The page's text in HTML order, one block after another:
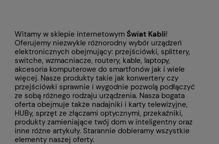
Witamy w sklepie internetowym Świat Kabli!
Oferujemy niezwykle różnorodny wybór urządzeń
elektronicznych obejmujący: przejściówki, splittery,
switche, wzmacniacze, routery, kable, laptopy,
akcesoria komputerowe do smartfonów jak i wiele
więcej. Nasze produkty takie jak konwertery czy
przejściówki sprawnie i wygodnie pozwolą podłączyć
ze sobą różnego rodzaju urządzenia. Nasza bogata
oferta obejmuje także nadajniki i karty telewizyjne,
HUBy, sprzęt ze złączami optycznymi, przekaźniki,
produkty zamieniające twój dom w inteligentny oraz
inne różne artykuły. Starannie dobieramy wszystkie
elementy naszej oferty.